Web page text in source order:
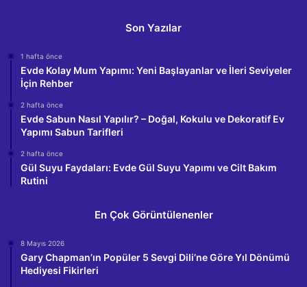
Son Yazılar
1 hafta önce
Evde Kolay Mum Yapımı: Yeni Başlayanlar ve İleri Seviyeler
İçin Rehber
2 hafta önce
Evde Sabun Nasıl Yapılır? – Doğal, Kokulu ve Dekoratif Ev
Yapımı Sabun Tarifleri
2 hafta önce
Gül Suyu Faydaları: Evde Gül Suyu Yapımı ve Cilt Bakım
Rutini
En Çok Görüntülenenler
8 Mayıs 2026
Gary Chapman’ın Popüler 5 Sevgi Dili’ne Göre Yıl Dönümü
Hediyesi Fikirleri